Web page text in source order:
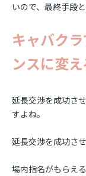
いので、最終手段
キャバク
ンスに変
延長交渉を成功さ
すよね。
延長交渉を成功さ
場内指名がもらえ